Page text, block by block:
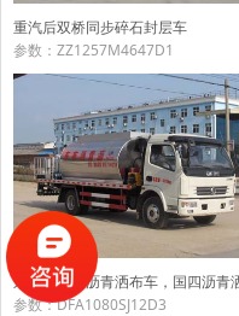
重汽后双桥同步碎石封层车
参数：ZZ1257M4647D1
参数：DFA1080SJ12D3